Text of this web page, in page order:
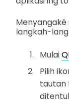
Menyangaké
langkah-
Mulai
Pilih
tautan